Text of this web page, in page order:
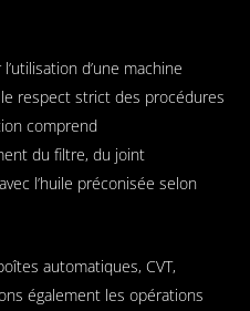
d’une machine
respect strict des procédures
comprend
du filtre, du joint
l’huile préconisée selon
automatiques, CVT,
également les opérations